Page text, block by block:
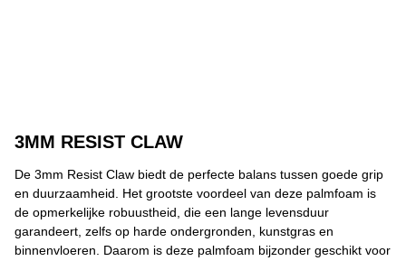
3MM RESIST CLAW
De 3mm Resist Claw biedt de perfecte balans tussen goede grip
en duurzaamheid. Het grootste voordeel van deze palmfoam is
de opmerkelijke robuustheid, die een lange levensduur
garandeert, zelfs op harde ondergronden, kunstgras en
binnenvloeren. Daarom is deze palmfoam bijzonder geschikt voor